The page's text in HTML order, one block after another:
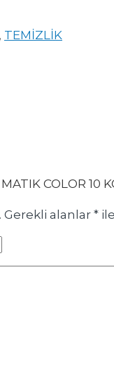
, TEMİZLİK
MATIK COLOR
Gerekli alanlar *